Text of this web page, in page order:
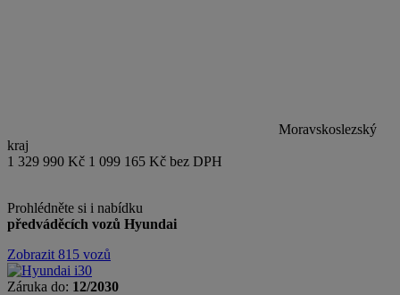
Moravskoslezský
kraj
1 329 990 Kč 1 099 165 Kč bez DPH
Prohlédněte si i nabídku
předváděcích vozů Hyundai
Zobrazit 815 vozů
Záruka do: 12/2030